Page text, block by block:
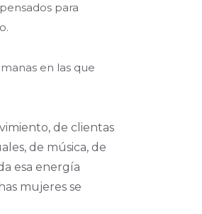
para
en las que
de clientas
de música, de
esa energía
mujeres se